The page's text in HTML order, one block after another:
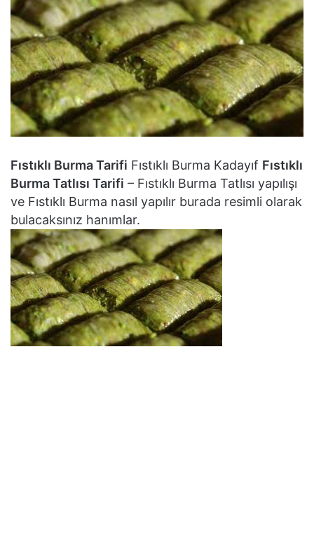
Fıstıklı Burma Tarifi Fıstıklı Burma Kadayıf Fıstıklı
Burma Tatlısı Tarifi – Fıstıklı Burma Tatlısı yapılışı
ve Fıstıklı Burma nasıl yapılır burada resimli olarak
bulacaksınız hanımlar.